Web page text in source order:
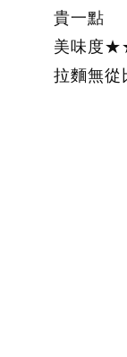
貴一點
美味度
拉麵無從